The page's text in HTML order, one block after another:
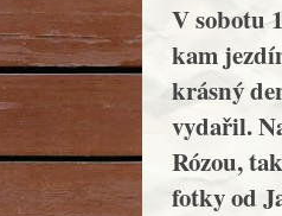
V sobotu
kam
krásný
vydařil.
Rózou,
fotky od